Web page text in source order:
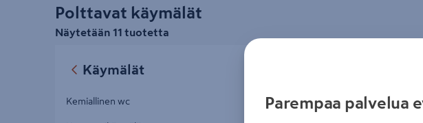
Polttavat käymälät
Näytetään 11 tuotetta
Käymälät
Kemiallinen wc Parempaa palvelua